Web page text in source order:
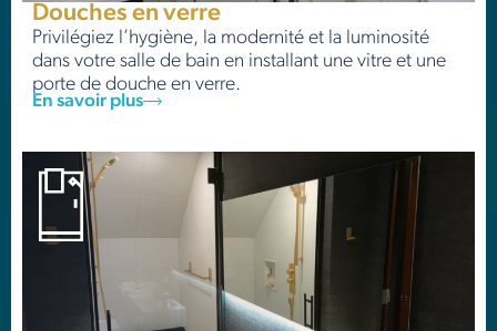
Douches en verre
Privilégiez l’hygiène, la modernité et la luminosité
dans votre salle de bain en installant une vitre et une
porte de douche en verre.
En savoir plus